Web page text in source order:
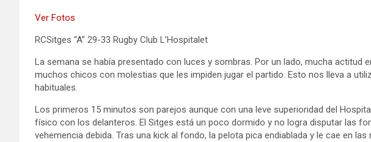
Ver Fotos
RCSitges “A” 29-33 Rugby Club L’Hospitalet
La semana se había presentado con luces y sombras. Por un lado, mucha actitud
muchos chicos con molestias que les impiden jugar el partido. Esto nos lleva a
habituales.
Los primeros 15 minutos son parejos aunque con una leve superioridad del
físico con los delanteros. El Sitges está un poco dormido y no logra disputar las
vehemencia debida. Tras una kick al fondo, la pelota pica endiablada y le cae en